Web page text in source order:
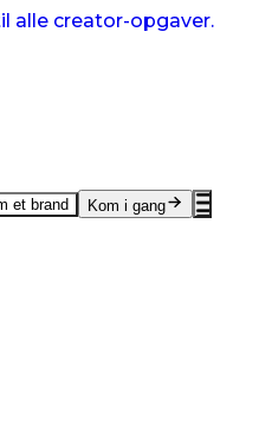
alle creator-opgaver.
et brand Kom i gang